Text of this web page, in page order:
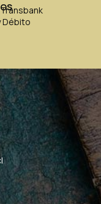
Débito